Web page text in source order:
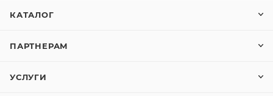
КАТАЛОГ
ПАРТНЕРАМ
УСЛУГИ